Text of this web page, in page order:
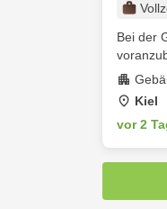
Bei der
Kiel
vor 2